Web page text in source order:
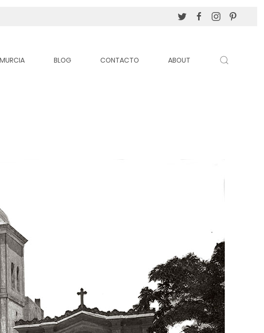
BLOG CONTACTO ABOUT